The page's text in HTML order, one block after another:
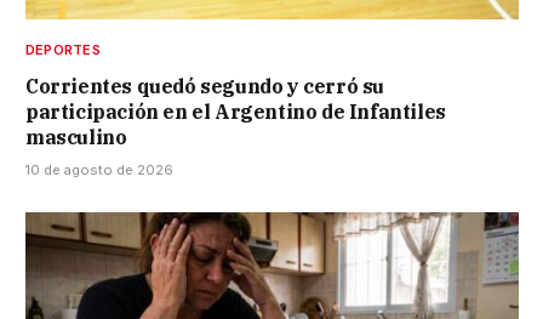
DEPORTES
Corrientes quedó segundo y cerró su
participación en el Argentino de Infantiles
masculino
10 de agosto de 2026